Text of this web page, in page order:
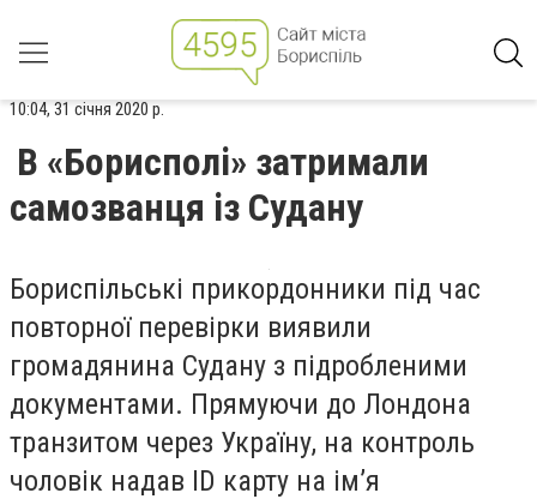
10:04, 31 січня 2020 р.
В «Борисполі» затримали
самозванця із Судану
Бориспільські прикордонники під час
повторної перевірки виявили
громадянина Судану з підробленими
документами. Прямуючи до Лондона
транзитом через Україну, на контроль
чоловік надав ID карту на ім’я